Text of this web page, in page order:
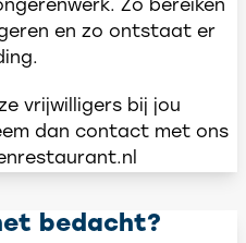
Zo bereiken
en zo ontstaat er
vrijwilligers bij jou
dan contact met ons
bedacht?